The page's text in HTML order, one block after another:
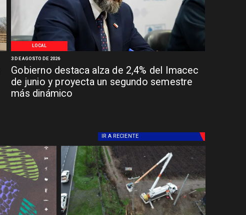
LOCAL
Gobierno destaca alza de 2,4% del Imacec
de junio y proyecta un segundo semestre
más dinámico
3 DE AGOSTO DE 2026
IR A RECIENTE